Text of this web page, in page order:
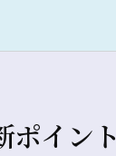
ポイント